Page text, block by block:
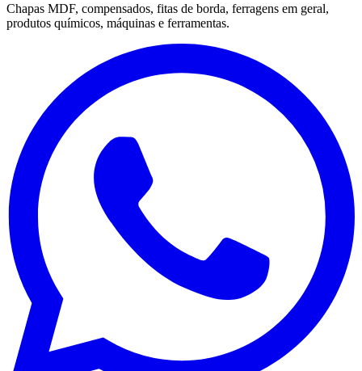
Chapas MDF, compensados, fitas de borda, ferragens em geral,
produtos químicos, máquinas e ferramentas.